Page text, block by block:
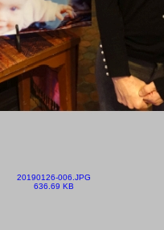
20190126-006.JPG
636.69 KB